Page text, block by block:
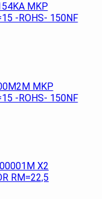
MKP
-ROHS- 150NF
MKP
-ROHS- 150NF
X2
RM=22,5